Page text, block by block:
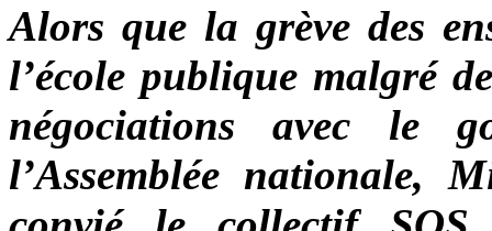
Alors que la grève des
l’école publique malgré
négociations avec le
l’Assemblée nationale,